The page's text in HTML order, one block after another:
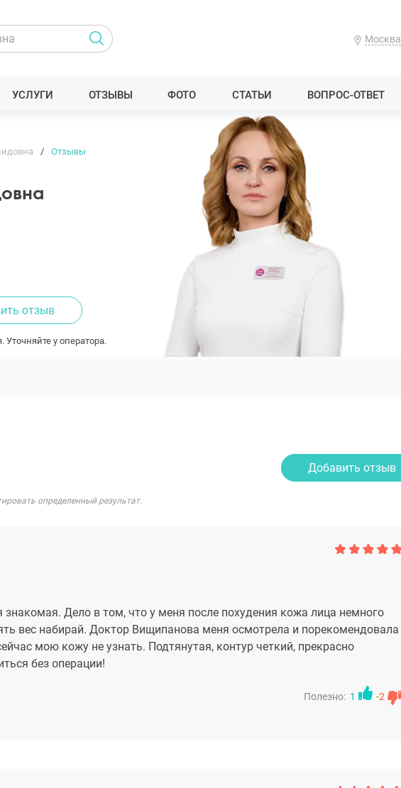
Москва
УСЛУГИ ОТЗЫВЫ ФОТО СТАТЬИ ВОПРОС-ОТВЕТ
Отзывы
отзыв
Уточняйте у оператора.
Добавить отзыв
определенный результат.
Дело в том, что у меня после похудения кожа лица немного
вес набирай. Доктор Вищипанова меня осмотрела и порекомендовала
мою кожу не узнать. Подтянутая, контур четкий, прекрасно
без операции!
Полезно: 1 -2